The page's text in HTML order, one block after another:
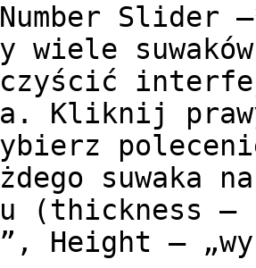
Number Slider
wiele
Kliknij
suwaka
(thickness —
Height —